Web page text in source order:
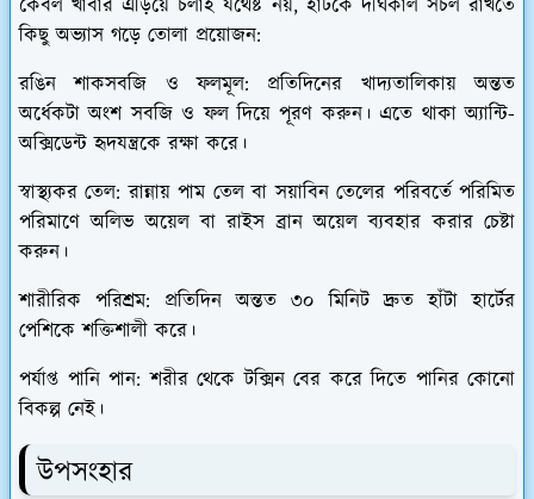
কিছু অভ্যাস গড়ে তোলা প্রয়োজন:
​রঙিন শাকসবজি ও ফলমূল: প্রতিদিনের খাদ্যতালিকায় অন্তত
অর্ধেকটা অংশ সবজি ও ফল দিয়ে পূরণ করুন। এতে থাকা অ্যান্টি-
অক্সিডেন্ট হৃদযন্ত্রকে রক্ষা করে।
স্বাস্থ্যকর তেল: রান্নায় পাম তেল বা সয়াবিন তেলের পরিবর্তে পরিমিত
পরিমাণে অলিভ অয়েল বা রাইস ব্রান অয়েল ব্যবহার করার চেষ্টা
করুন।
​শারীরিক পরিশ্রম: প্রতিদিন অন্তত ৩০ মিনিট দ্রুত হাঁটা হার্টের
পেশিকে শক্তিশালী করে।
​পর্যাপ্ত পানি পান:শরীর থেকে টক্সিন বের করে দিতে পানির কোনো
বিকল্প নেই।
​উপসংহার